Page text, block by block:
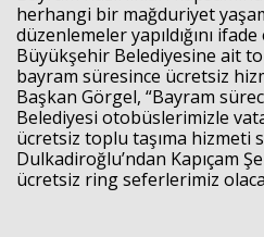
herhangi bir mağduriyet
düzenlemeler yapıldığını
Büyükşehir Belediyesine ait
bayram süresince ücretsiz
Başkan Görgel, “Bayram
Belediyesi otobüslerimizle
ücretsiz toplu taşıma hizmeti
Dulkadiroğlu’ndan Kapıçam
ücretsiz ring seferlerimiz